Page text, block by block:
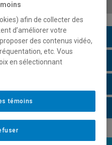
afin de collecter des
d’améliorer votre
des contenus vidéo,
etc. Vous
en sélectionnant
témoins